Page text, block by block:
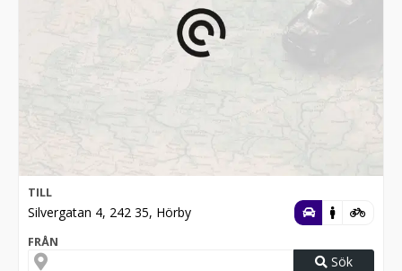
TILL
Silvergatan 4, 242 35, Hörby
FRÅN
Sök